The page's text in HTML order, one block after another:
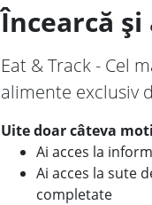
Încearcă
Eat & Track - Cel
alimente exclusiv
Uite doar câteva
Ai acces la
Ai acces la sute
completate